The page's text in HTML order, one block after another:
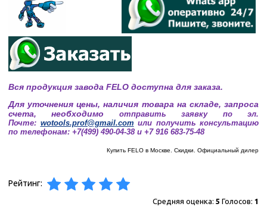
Вся продукция завода FELO доступна для заказа.
Для уточнения цены, наличия товара на складе, запроса
счета, необходимо
отправить заявку по эл.
Почте: wotools.prof@gmail.com или получить консультацию
по телефонам: +7(499) 490-04-38 и +7 916 683-75-48
Купить FELO в Москве. Скидки. Официальный дилер
Рейтинг:
Средняя оценка: 5 Голосов: 1